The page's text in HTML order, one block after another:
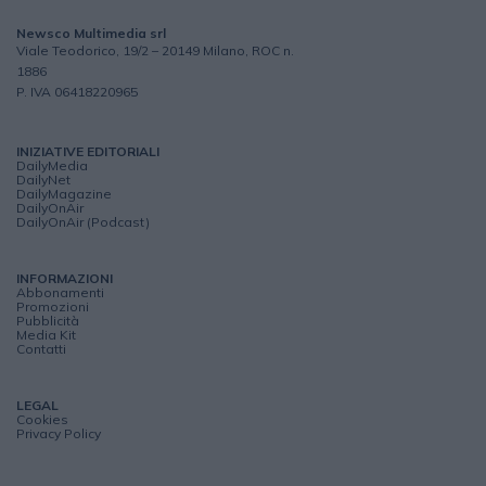
Newsco Multimedia srl
Viale Teodorico, 19/2 – 20149 Milano, ROC n.
1886
P. IVA 06418220965
INIZIATIVE EDITORIALI
DailyMedia
DailyNet
DailyMagazine
DailyOnAir
DailyOnAir (Podcast)
INFORMAZIONI
Abbonamenti
Promozioni
Pubblicità
Media Kit
Contatti
LEGAL
Cookies
Privacy Policy